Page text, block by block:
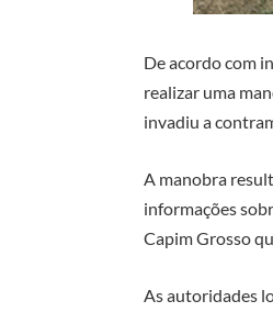
De acordo com
realizar uma
invadiu a
A manobra
informações
Capim Grosso
As autoridades